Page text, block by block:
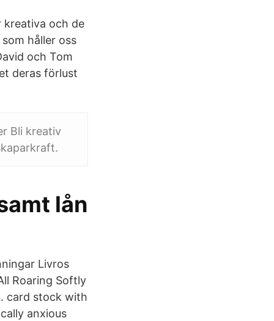
kreativa och de
håller oss
och Tom
deras förlust
Bli kreativ
lån
Livros
Roaring Softly
card stock with
anxious